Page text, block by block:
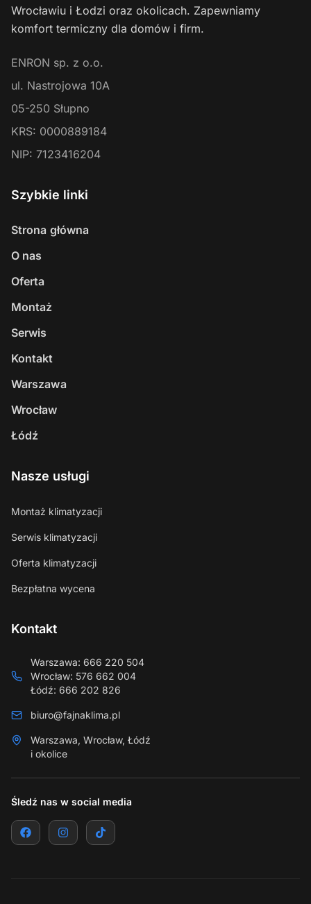
Wrocławiu i Łodzi oraz okolicach. Zapewniamy
komfort termiczny dla domów i firm.
ENRON sp. z o.o.
ul. Nastrojowa 10A
05-250 Słupno
KRS: 0000889184
NIP: 7123416204
Szybkie linki
Strona główna
O nas
Oferta
Montaż
Serwis
Kontakt
Warszawa
Wrocław
Łódź
Nasze usługi
Montaż klimatyzacji
Serwis klimatyzacji
Oferta klimatyzacji
Bezpłatna wycena
Kontakt
Warszawa: 666 220 504
Wrocław: 576 662 004
Łódź: 666 202 826
biuro@fajnaklima.pl
Warszawa, Wrocław, Łódź
i okolice
Śledź nas w social media